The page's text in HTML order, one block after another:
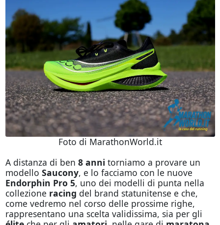
Foto di MarathonWorld.it
A distanza di ben 8 anni torniamo a provare un
modello Saucony, e lo facciamo con le nuove
Endorphin Pro 5, uno dei modelli di punta nella
collezione racing del brand statunitense e che,
come vedremo nel corso delle prossime righe,
rappresentano una scelta validissima, sia per gli